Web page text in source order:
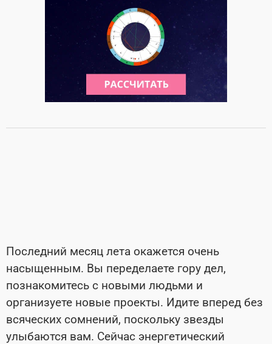
Последний месяц лета окажется очень
насыщенным. Вы переделаете гору дел,
познакомитесь с новыми людьми и
организуете новые проекты. Идите вперед без
всяческих сомнений, поскольку звезды
улыбаются вам. Сейчас энергетический